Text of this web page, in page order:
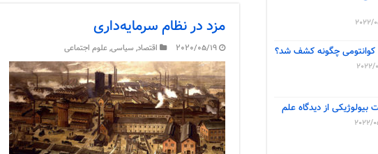
مزد در نظام سرمایه‌داری
2020/05/19 اقتصاد, سیاسی,علوم اجتماعی
2022/
کوانتومی چگونه کشف شد؟
2022/
از دیدگاه علم
2022/